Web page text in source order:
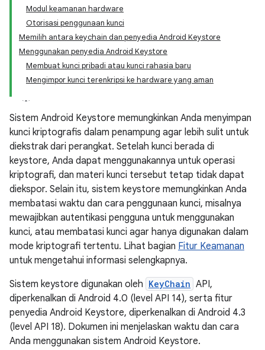
Modul keamanan hardware
Otorisasi penggunaan kunci
Memilih antara keychain dan penyedia Android Keystore
Menggunakan penyedia Android Keystore
Membuat kunci pribadi atau kunci rahasia baru
Mengimpor kunci terenkripsi ke hardware yang aman
Sistem Android Keystore memungkinkan Anda menyimpan
kunci kriptografis dalam penampung agar lebih sulit untuk
diekstrak dari perangkat. Setelah kunci berada di
keystore, Anda dapat menggunakannya untuk operasi
kriptografi, dan materi kunci tersebut tetap tidak dapat
diekspor. Selain itu, sistem keystore memungkinkan Anda
membatasi waktu dan cara penggunaan kunci, misalnya
mewajibkan autentikasi pengguna untuk menggunakan
kunci, atau membatasi kunci agar hanya digunakan dalam
mode kriptografi tertentu. Lihat bagian Fitur Keamanan
untuk mengetahui informasi selengkapnya.
Sistem keystore digunakan oleh KeyChain API,
diperkenalkan di Android 4.0 (level API 14), serta fitur
penyedia Android Keystore, diperkenalkan di Android 4.3
(level API 18). Dokumen ini menjelaskan waktu dan cara
Anda menggunakan sistem Android Keystore.